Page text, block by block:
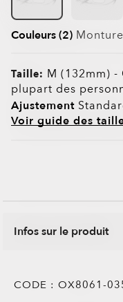
Couleurs (2) Monture
Taille: M (132mm) -
plupart des
Ajustement
Voir guide des
Infos sur le produit
CODE : OX8061-